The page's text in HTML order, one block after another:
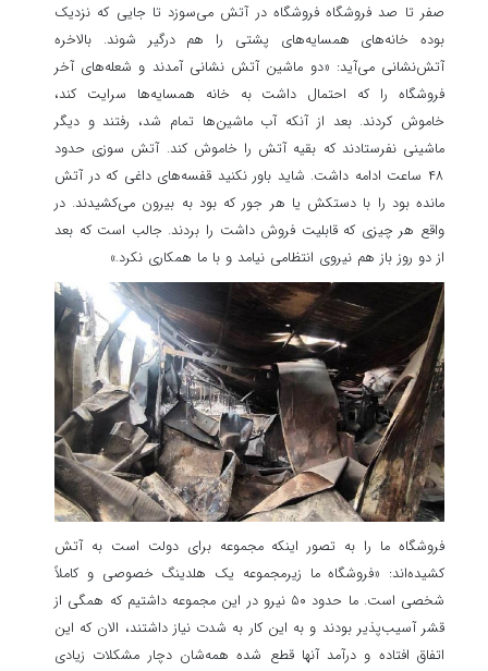
صفر تا صد فروشگاه فروشگاه در آتش می‌سوزد تا جایی که نزدیک
بوده خانه‌های همسایه‌های پشتی را هم درگیر شوند. بالاخره
آتش‌نشانی می‌آید: «دو ماشین آتش نشانی آمدند و شعله‌های آخر
فروشگاه را که احتمال داشت به خانه همسایه‌ها سرایت کند،
خاموش کردند. بعد از آنکه آب ماشین‌ها تمام شد، رفتند و دیگر
ماشینی نفرستادند که بقیه آتش را خاموش کند. آتش سوزی حدود
۴۸ ساعت ادامه داشت. شاید باور نکنید قفسه‌های داغی که در آتش
مانده بود را با دستکش یا هر جور که بود به بیرون می‌کشیدند. در
واقع هر چیزی که قابلیت فروش داشت را بردند. جالب است که بعد
از دو روز باز هم نیروی انتظامی نیامد و با ما همکاری نکرد.»
فروشگاه ما را به تصور اینکه مجموعه برای دولت است به آتش
کشیده‌اند: «فروشگاه ما زیرمجموعه یک هلدینگ خصوصی و کاملاً
شخصی است. ما حدود ۵۰ نیرو در این مجموعه داشتیم که همگی از
قشر آسیب‌پذیر بودند و به این کار به شدت نیاز داشتند، الان که این
اتفاق افتاده و درآمد آنها قطع شده همه‌شان دچار مشکلات زیادی